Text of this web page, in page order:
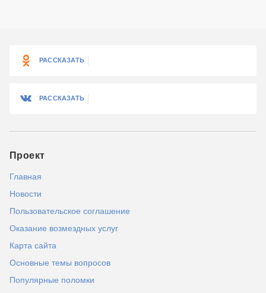
РАССКАЗАТЬ
РАССКАЗАТЬ
Проект
Главная
Новости
Пользовательское соглашение
Оказание возмездных услуг
Карта сайта
Основные темы вопросов
Популярные поломки